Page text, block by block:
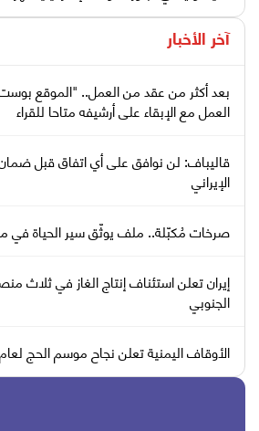
آخر الأخبار
بعد أكثر من عقد من العمل.. "الموقع
العمل مع الإبقاء على أرشيفه متاحا للقراء
قاليباف: لن نوافق على أي اتفاق قبل
الإيراني
صرخات مُكبّلة.. ملف يوثّق سير الحياة في
إيران تعلن استئناف إنتاج الغاز في ثلاث
الجنوبي
الأوقاف اليمنية تعلن نجاح موسم الحج لعام 1447هـ